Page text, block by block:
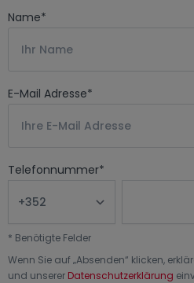
Name*
E-Mail Adresse*
Telefonnummer*
* Benötigte Felder
Wenn Sie auf „Absenden“ klicken,
und unserer Datenschutzerklärung